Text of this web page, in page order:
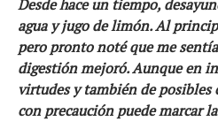
Desde hace un tiempo,
agua y jugo de limón. Al
pero pronto noté que me
digestión mejoró. Aunque en
virtudes y también de
con precaución puede marcar
Noticias
Tecnologías
Revisión de productos
Consejo